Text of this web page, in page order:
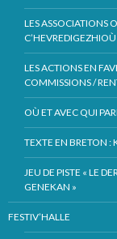
LES ASSOCIATIONS
C’HEVREDIGEZHIOÙ
LES ACTIONS EN
COMMISSIONS /
OÙ ET AVEC QUI
TEXTE EN BRETON :
JEU DE PISTE « LE
GENEKAN »
FESTIV’HALLE